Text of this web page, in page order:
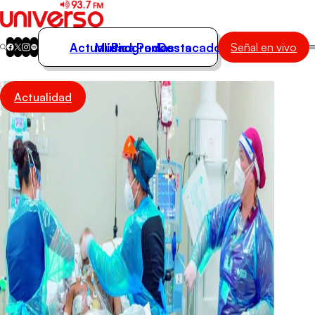
Actualidad
Música
Programas
Podcasts
Destacados
Actualidad
Música
Programas
Podcasts
Destacados Señal en vivo
Actualidad